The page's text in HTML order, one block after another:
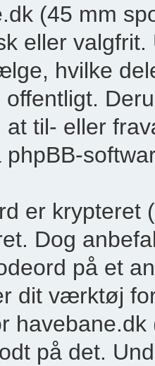
(45 mm
eller
hvilke
offentligt.
at til- eller
phpBB-
er krypteret
Dog
på et
dit værktøj
på det.